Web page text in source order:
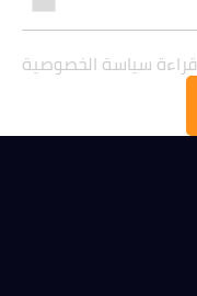
قراءة سياسة الخصوصية